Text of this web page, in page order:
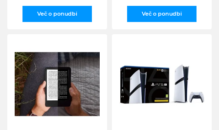
Več o ponudbi Več o ponudbi